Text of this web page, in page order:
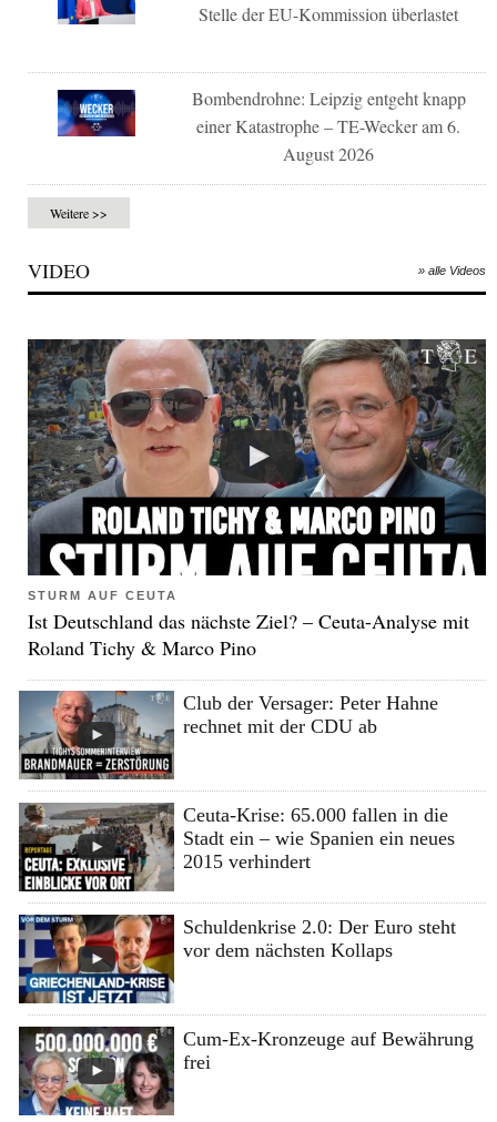
Stelle der EU-Kommission überlastet
Bombendrohne: Leipzig entgeht knapp
einer Katastrophe – TE-Wecker am 6.
August 2026
Weitere >>
VIDEO » alle Videos
STURM AUF CEUTA
Ist Deutschland das nächste Ziel? – Ceuta-Analyse mit
Roland Tichy & Marco Pino
Club der Versager: Peter Hahne
rechnet mit der CDU ab
Ceuta-Krise: 65.000 fallen in die
Stadt ein – wie Spanien ein neues
2015 verhindert
Schuldenkrise 2.0: Der Euro steht
vor dem nächsten Kollaps
Cum-Ex-Kronzeuge auf Bewährung
frei